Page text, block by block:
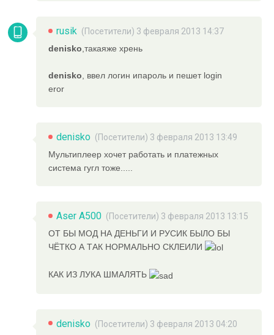
rusik (Посетители) 3 февраля 2013 14:37
denisko ,такаяже хрень
denisko , ввел логин ипароль и пешет login
eror
denisko (Посетители) 3 февраля 2013 13:49
Мультиплеер хочет работать и платежных
система гугл тоже.....
Aser A500 (Посетители) 3 февраля 2013 13:15
ОТ БЫ МОД НА ДЕНЬГИ И РУСИК БЫЛО БЫ
ЧЁТКО А ТАК НОРМАЛЬНО СКЛЕИЛИ
КАК ИЗ ЛУКА ШМАЛЯТЬ
denisko (Посетители) 3 февраля 2013 04:20